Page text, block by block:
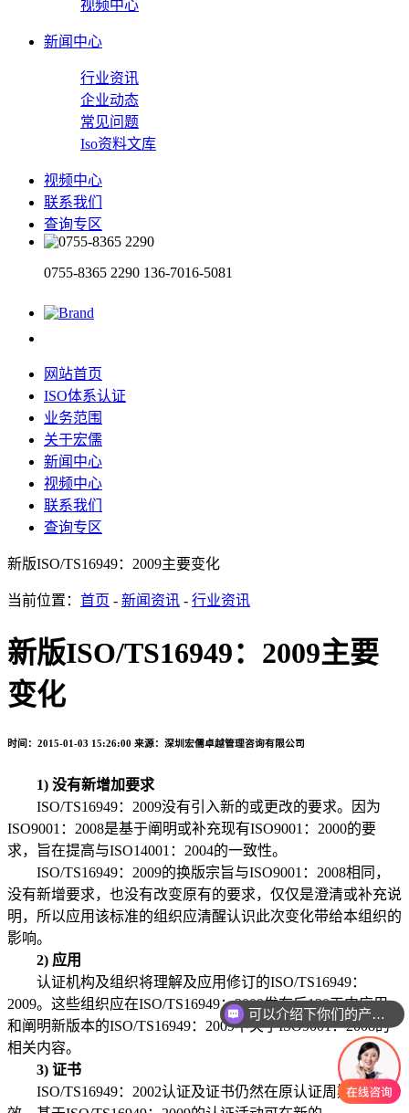
视频中心
新闻中心
行业资讯
企业动态
常见问题
Iso资料文库
视频中心
联系我们
查询专区
0755-8365 2290 136-7016-5081
网站首页
ISO体系认证
业务范围
关于宏儒
新闻中心
视频中心
联系我们
查询专区
新版ISO/TS16949：2009主要变化
当前位置： 首页 - 新闻资讯 - 行业资讯
新版ISO/TS16949：2009主要
变化
时间：2015-01-03 15:26:00 来源：深圳宏儒卓越管理咨询有限公司
1) 没有新增加要求
ISO/TS16949：2009没有引入新的或更改的要求。因为
ISO9001：2008是基于阐明或补充现有ISO9001：2000的要
求，旨在提高与ISO14001：2004的一致性。
ISO/TS16949：2009的换版宗旨与ISO9001：2008相同，
没有新增要求，也没有改变原有的要求，仅仅是澄清或补充说
明，所以应用该标准的组织应清醒认识此次变化带给本组织的
影响。
2) 应用
认证机构及组织将理解及应用修订的ISO/TS16949：
2009。这些组织应在ISO/TS16949：2009发布后120天内应用
和阐明新版本的ISO/TS16949：2009中关于ISO9001：2008的
相关内容。
3) 证书
ISO/TS16949：2002认证及证书仍然在原认证周期内有
可以介绍下你们的产品么